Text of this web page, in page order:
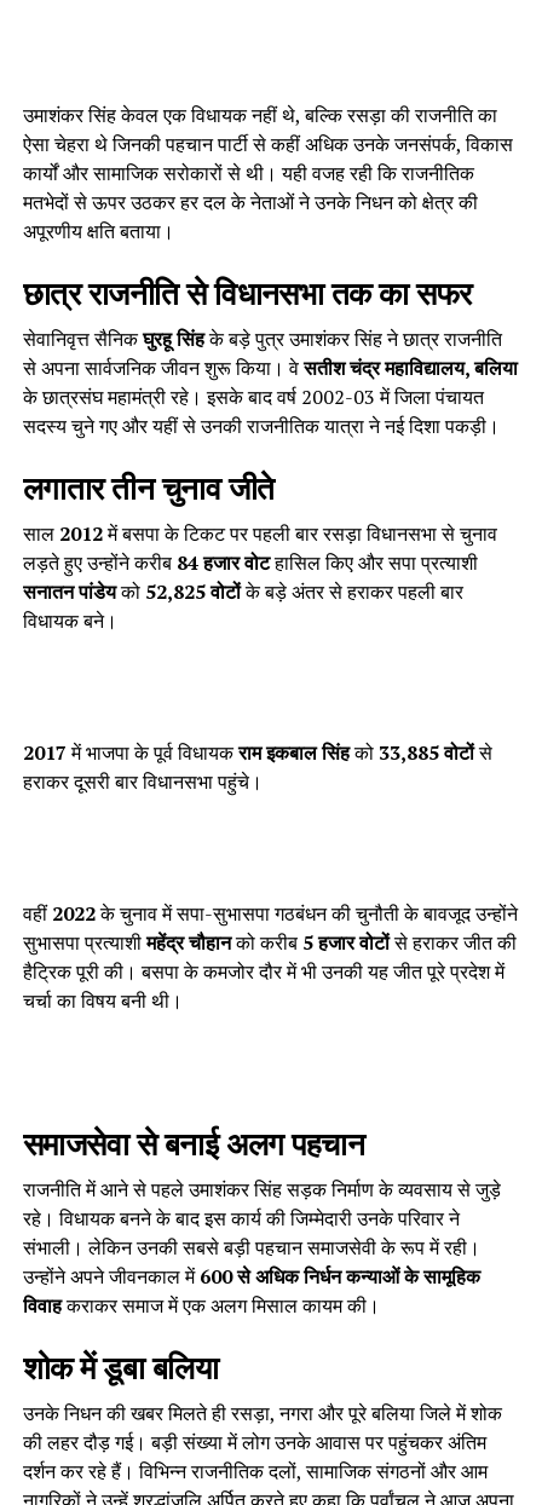
उमाशंकर सिंह केवल एक विधायक नहीं थे, बल्कि रसड़ा की राजनीति का
ऐसा चेहरा थे जिनकी पहचान पार्टी से कहीं अधिक उनके जनसंपर्क, विकास
कार्यों और सामाजिक सरोकारों से थी। यही वजह रही कि राजनीतिक
मतभेदों से ऊपर उठकर हर दल के नेताओं ने उनके निधन को क्षेत्र की
अपूरणीय क्षति बताया।
छात्र राजनीति से विधानसभा तक का सफर
सेवानिवृत्त सैनिकघुरहू सिंहके बड़े पुत्र उमाशंकर सिंह ने छात्र राजनीति
से अपना सार्वजनिक जीवन शुरू किया। वेसतीश चंद्र महाविद्यालय, बलिया
के छात्रसंघ महामंत्री रहे। इसके बाद वर्ष 2002-03 में जिला पंचायत
सदस्य चुने गए और यहीं से उनकी राजनीतिक यात्रा ने नई दिशा पकड़ी।
लगातार तीन चुनाव जीते
साल 2012में बसपा के टिकट पर पहली बार रसड़ा विधानसभा से चुनाव
लड़ते हुए उन्होंने करीब 84 हजार वोटहासिल किए और सपा प्रत्याशी
सनातन पांडेयको 52,825 वोटोंके बड़े अंतर से हराकर पहली बार
विधायक बने।
2017में भाजपा के पूर्व विधायकराम इकबाल सिंहको 33,885 वोटोंसे
हराकर दूसरी बार विधानसभा पहुंचे।
वहीं2022के चुनाव में सपा-सुभासपा गठबंधन की चुनौती के बावजूद उन्होंने
सुभासपा प्रत्याशीमहेंद्र चौहानको करीब 5 हजार वोटोंसे हराकर जीत की
हैट्रिक पूरी की। बसपा के कमजोर दौर में भी उनकी यह जीत पूरे प्रदेश में
चर्चा का विषय बनी थी।
समाजसेवा से बनाई अलग पहचान
राजनीति में आने से पहले उमाशंकर सिंह सड़क निर्माण के व्यवसाय से जुड़े
रहे। विधायक बनने के बाद इस कार्य की जिम्मेदारी उनके परिवार ने
संभाली। लेकिन उनकी सबसे बड़ी पहचान समाजसेवी के रूप में रही।
उन्होंने अपने जीवनकाल में600 से अधिक निर्धन कन्याओं के सामूहिक
विवाहकराकर समाज में एक अलग मिसाल कायम की।
शोक में डूबा बलिया
उनके निधन की खबर मिलते ही रसड़ा, नगरा और पूरे बलिया जिले में शोक
की लहर दौड़ गई। बड़ी संख्या में लोग उनके आवास पर पहुंचकर अंतिम
दर्शन कर रहे हैं। विभिन्न राजनीतिक दलों, सामाजिक संगठनों और आम